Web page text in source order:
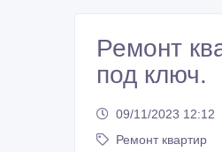
Ремонт
под ключ.
09/11/2023 12:12
Ремонт квартир